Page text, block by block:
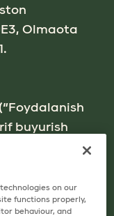
Olmaota
buyurish
holаtlаrigа,
sizgа
holаtlаrigа
on our
functions properly,
behaviour, and